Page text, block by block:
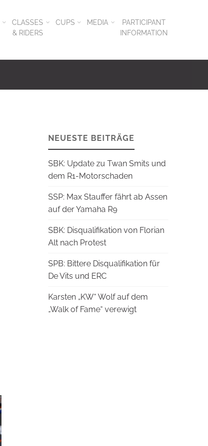
CLASSES
& RIDERS
CUPS MEDIA
PARTICIPANT
INFORMATION
NEUESTE BEITRÄGE
SBK: Update zu Twan Smits und
dem R1-Motorschaden
SSP: Max Stauffer fährt ab Assen
auf der Yamaha R9
SBK: Disqualifikation von Florian
Alt nach Protest
SPB: Bittere Disqualifikation für
De Vits und ERC
Karsten „KW“ Wolf auf dem
„Walk of Fame“ verewigt